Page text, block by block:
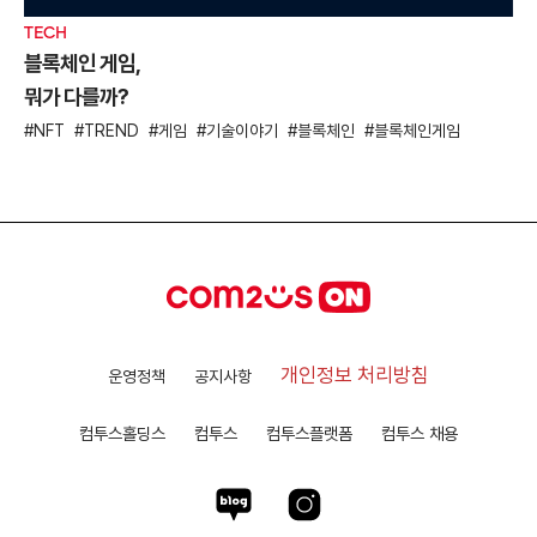
TECH
블록체인 게임,
뭐가 다를까?
NFT TREND 게임 기술이야기 블록체인 블록체인게임
운영정책 공지사항 개인정보 처리방침
컴투스홀딩스 컴투스 컴투스플랫폼 컴투스 채용